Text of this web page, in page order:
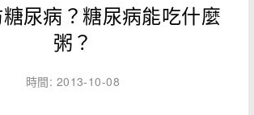
尿病？糖尿病能吃什麼
粥？
時間: 2013-10-08